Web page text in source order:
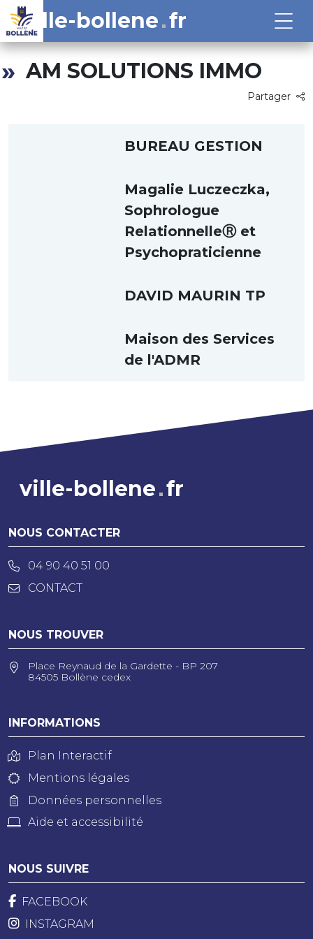
ville-bollene fr
AM SOLUTIONS IMMO
Partager
BUREAU GESTION
Magalie Luczeczka,
Sophrologue
RelationnelleⓇ et
Psychopraticienne
DAVID MAURIN TP
Maison des Services
de l'ADMR
ville-bollene fr
NOUS CONTACTER
04 90 40 51 00
CONTACT
NOUS TROUVER
Place Reynaud de la Gardette - BP 207
84505 Bollène cedex
INFORMATIONS
Plan Interactif
Mentions légales
Données personnelles
Aide et accessibilité
NOUS SUIVRE
FACEBOOK
INSTAGRAM